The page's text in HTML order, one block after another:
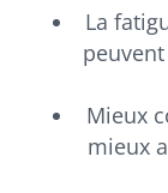
La
Mieux
mieux